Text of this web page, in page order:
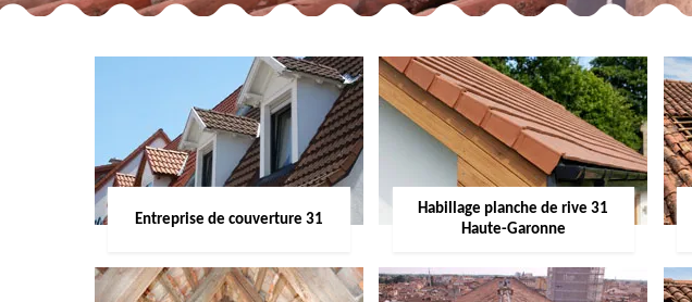
Entreprise de couverture 31
Habillage planche de rive 31
Haute-Garonne